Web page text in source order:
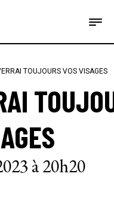
Les articles
TOUJOURS VOS VISAGES
à 20h20